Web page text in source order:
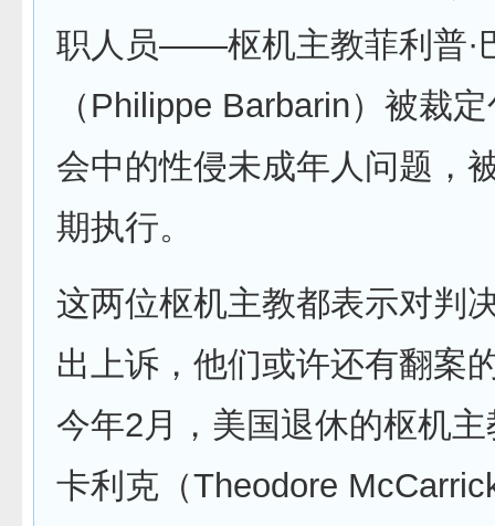
职人员——枢机主教菲利普·
（Philippe Barbarin）被裁
会中的性侵未成年人问题，
期执行。
这两位枢机主教都表示对判
出上诉，他们或许还有翻案
今年2月，美国退休的枢机主
卡利克（Theodore